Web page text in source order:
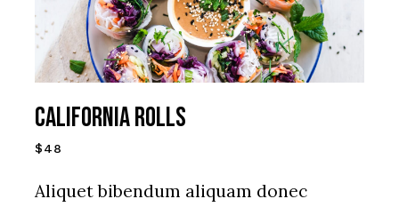
CALIFORNIA ROLLS
$48
Aliquet bibendum aliquam donec